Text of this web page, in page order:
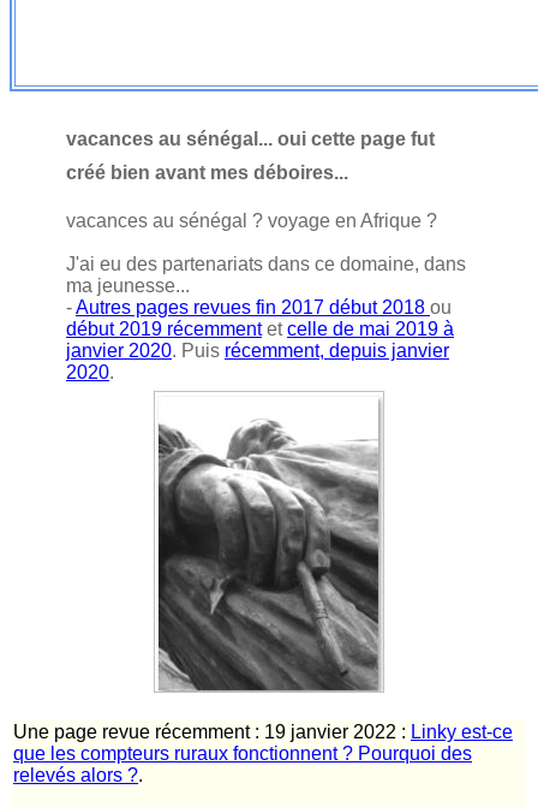
vacances au sénégal... oui cette page fut
créé bien avant mes déboires...
vacances au sénégal ? voyage en Afrique ?
J'ai eu des partenariats dans ce domaine, dans
ma jeunesse...
-Autres pages revues fin 2017 début 2018 ou
début 2019 récemmentetcelle de mai 2019 à
janvier 2020. Puis récemment, depuis janvier
2020.
Une page revue récemment : 19 janvier 2022 : Linky est-ce
que les compteurs ruraux fonctionnent ? Pourquoi des
relevés alors ?.